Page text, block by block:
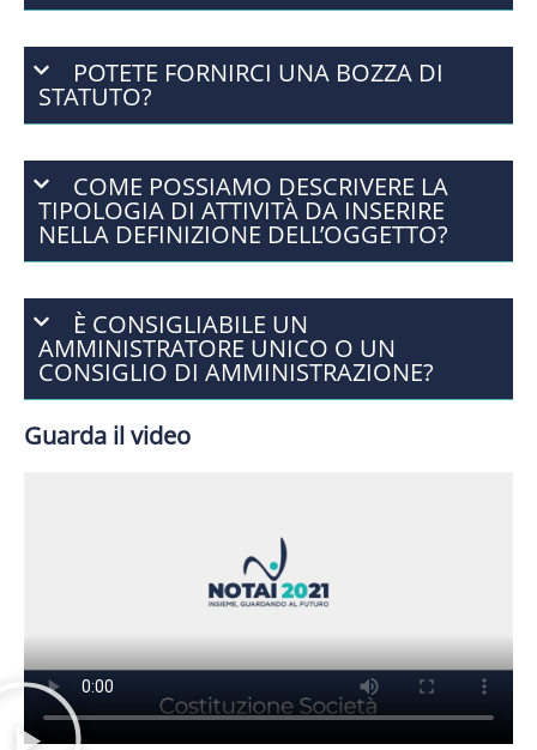
POTETE FORNIRCI UNA BOZZA DI
STATUTO?
COME POSSIAMO DESCRIVERE LA
TIPOLOGIA DI ATTIVITÀ DA INSERIRE
NELLA DEFINIZIONE DELL’OGGETTO?
È CONSIGLIABILE UN
AMMINISTRATORE UNICO O UN
CONSIGLIO DI AMMINISTRAZIONE?
Guarda il video